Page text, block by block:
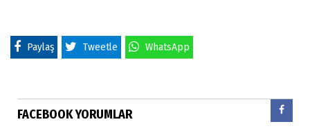
Paylaş Tweetle WhatsApp
FACEBOOK YORUMLAR